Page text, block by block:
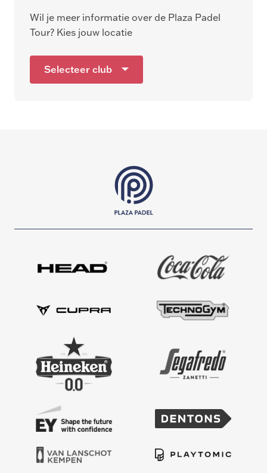
Wil je meer informatie over de Plaza Padel
Tour? Kies jouw locatie
Selecteer club